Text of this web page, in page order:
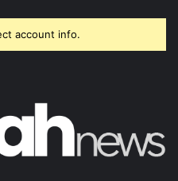
account info.